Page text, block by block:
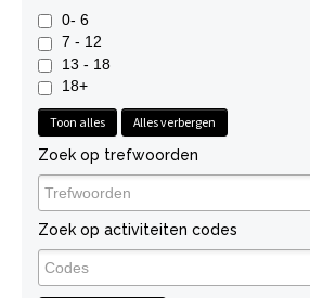
0- 6
7 - 12
13 - 18
18+
Toon alles Alles verbergen
Zoek op trefwoorden
Zoek op activiteiten codes